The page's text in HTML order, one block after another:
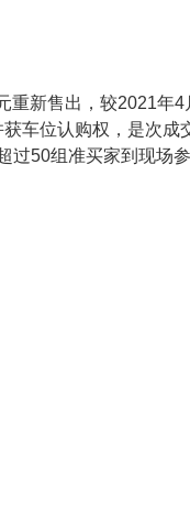
新售出，较2021年
车位认购权，是次成
50组准买家到现场